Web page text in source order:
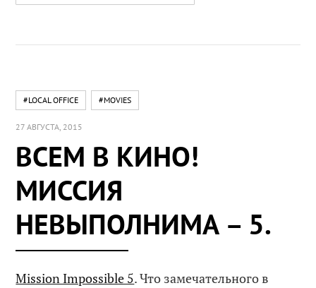
#LOCAL OFFICE #MOVIES
27 АВГУСТА, 2015
ВСЕМ В КИНО!
МИССИЯ
НЕВЫПОЛНИМА – 5.
Mission Impossible 5. Что замечательного в